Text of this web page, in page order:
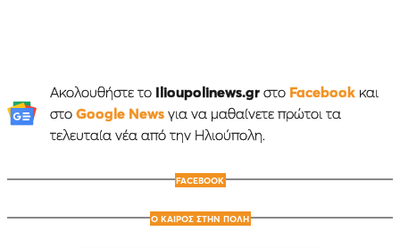
Ακολουθήστε το Ilioupolinews.grστο Facebookκαι
στο Google Newsγια να μαθαίνετε πρώτοι τα
τελευταία νέα από την Ηλιούπολη.
FACEBOOK
Ο ΚΑΙΡΟΣ ΣΤΗΝ ΠΟΛΗ